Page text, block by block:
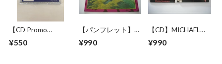
【CD Promo
Single】ERIC
CLAPTON / MY
¥550
【パンフレット】
YES / FULL CIRCLE
TOUR
¥990
【CD】MICHAEL
KAMEN /
CONCERTO FOR
¥990